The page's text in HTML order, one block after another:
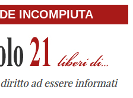
INCOMPIUTA